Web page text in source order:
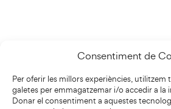
Consentiment de
Per oferir les millors experiències, utilitzem
galetes per emmagatzemar i/o accedir a la
Donar el consentiment a aquestes